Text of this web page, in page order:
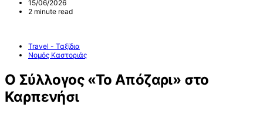
15/06/2026
2 minute read
Travel - Ταξίδια
Νομός Καστοριάς
Ο Σύλλογος «Το Απόζαρι» στο
Καρπενήσι